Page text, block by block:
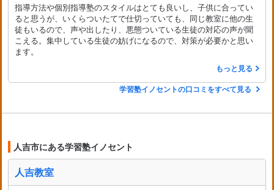
指導方法や個別指導塾のスタイルはとても良いし、子供に合ってい
ると思うが、いくらついたてで仕切っていても、同じ教室に他の生
徒もいるので、声や出したり、悪態ついている生徒の対応の声が聞
こえる。集中している生徒の妨げになるので、対策が必要かと思い
ます。
もっと見る
学習塾イノセントの口コミをすべて見る
人吉市にある学習塾イノセント
人吉教室